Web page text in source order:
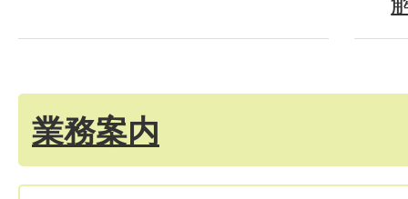
業務案内